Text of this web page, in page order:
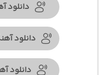
دانلود
دانلود
دانلود